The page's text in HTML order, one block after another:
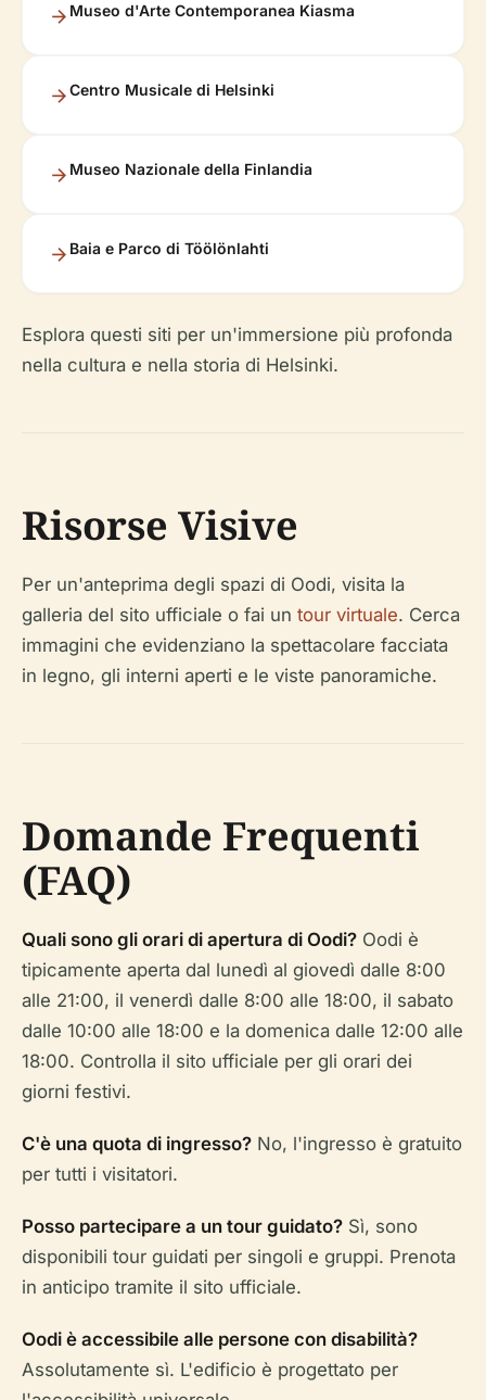
Museo d'Arte Contemporanea Kiasma
Centro Musicale di Helsinki
Museo Nazionale della Finlandia
Baia e Parco di Töölönlahti
Esplora questi siti per un'immersione più profonda
nella cultura e nella storia di Helsinki.
Risorse Visive
Per un'anteprima degli spazi di Oodi, visita la
galleria del sito ufficiale o fai un tour virtuale. Cerca
immagini che evidenziano la spettacolare facciata
in legno, gli interni aperti e le viste panoramiche.
Domande Frequenti
(FAQ)
Quali sono gli orari di apertura di Oodi? Oodi è
tipicamente aperta dal lunedì al giovedì dalle 8:00
alle 21:00, il venerdì dalle 8:00 alle 18:00, il sabato
dalle 10:00 alle 18:00 e la domenica dalle 12:00 alle
18:00. Controlla il sito ufficiale per gli orari dei
giorni festivi.
C'è una quota di ingresso? No, l'ingresso è gratuito
per tutti i visitatori.
Posso partecipare a un tour guidato? Sì, sono
disponibili tour guidati per singoli e gruppi. Prenota
in anticipo tramite il sito ufficiale.
Oodi è accessibile alle persone con disabilità?
Assolutamente sì. L'edificio è progettato per